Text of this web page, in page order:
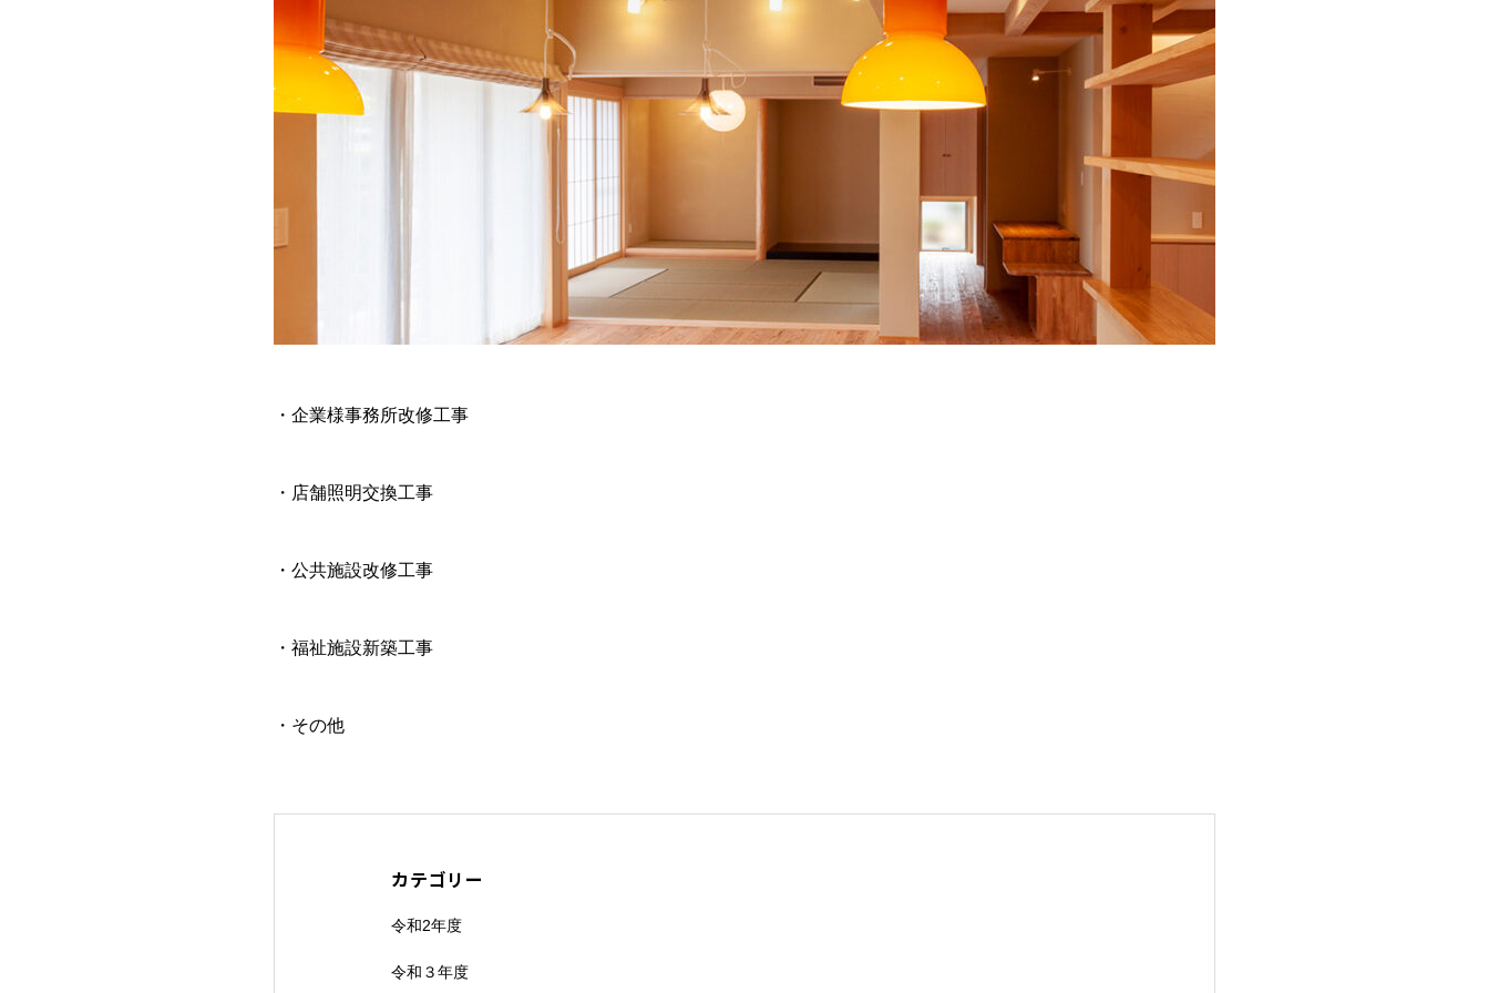
・企業様事務所改修工事
・店舗照明交換工事
・公共施設改修工事
・福祉施設新築工事
・その他
カテゴリー
令和2年度
令和３年度